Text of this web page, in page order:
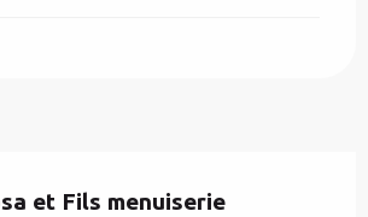
et Fils menuiserie